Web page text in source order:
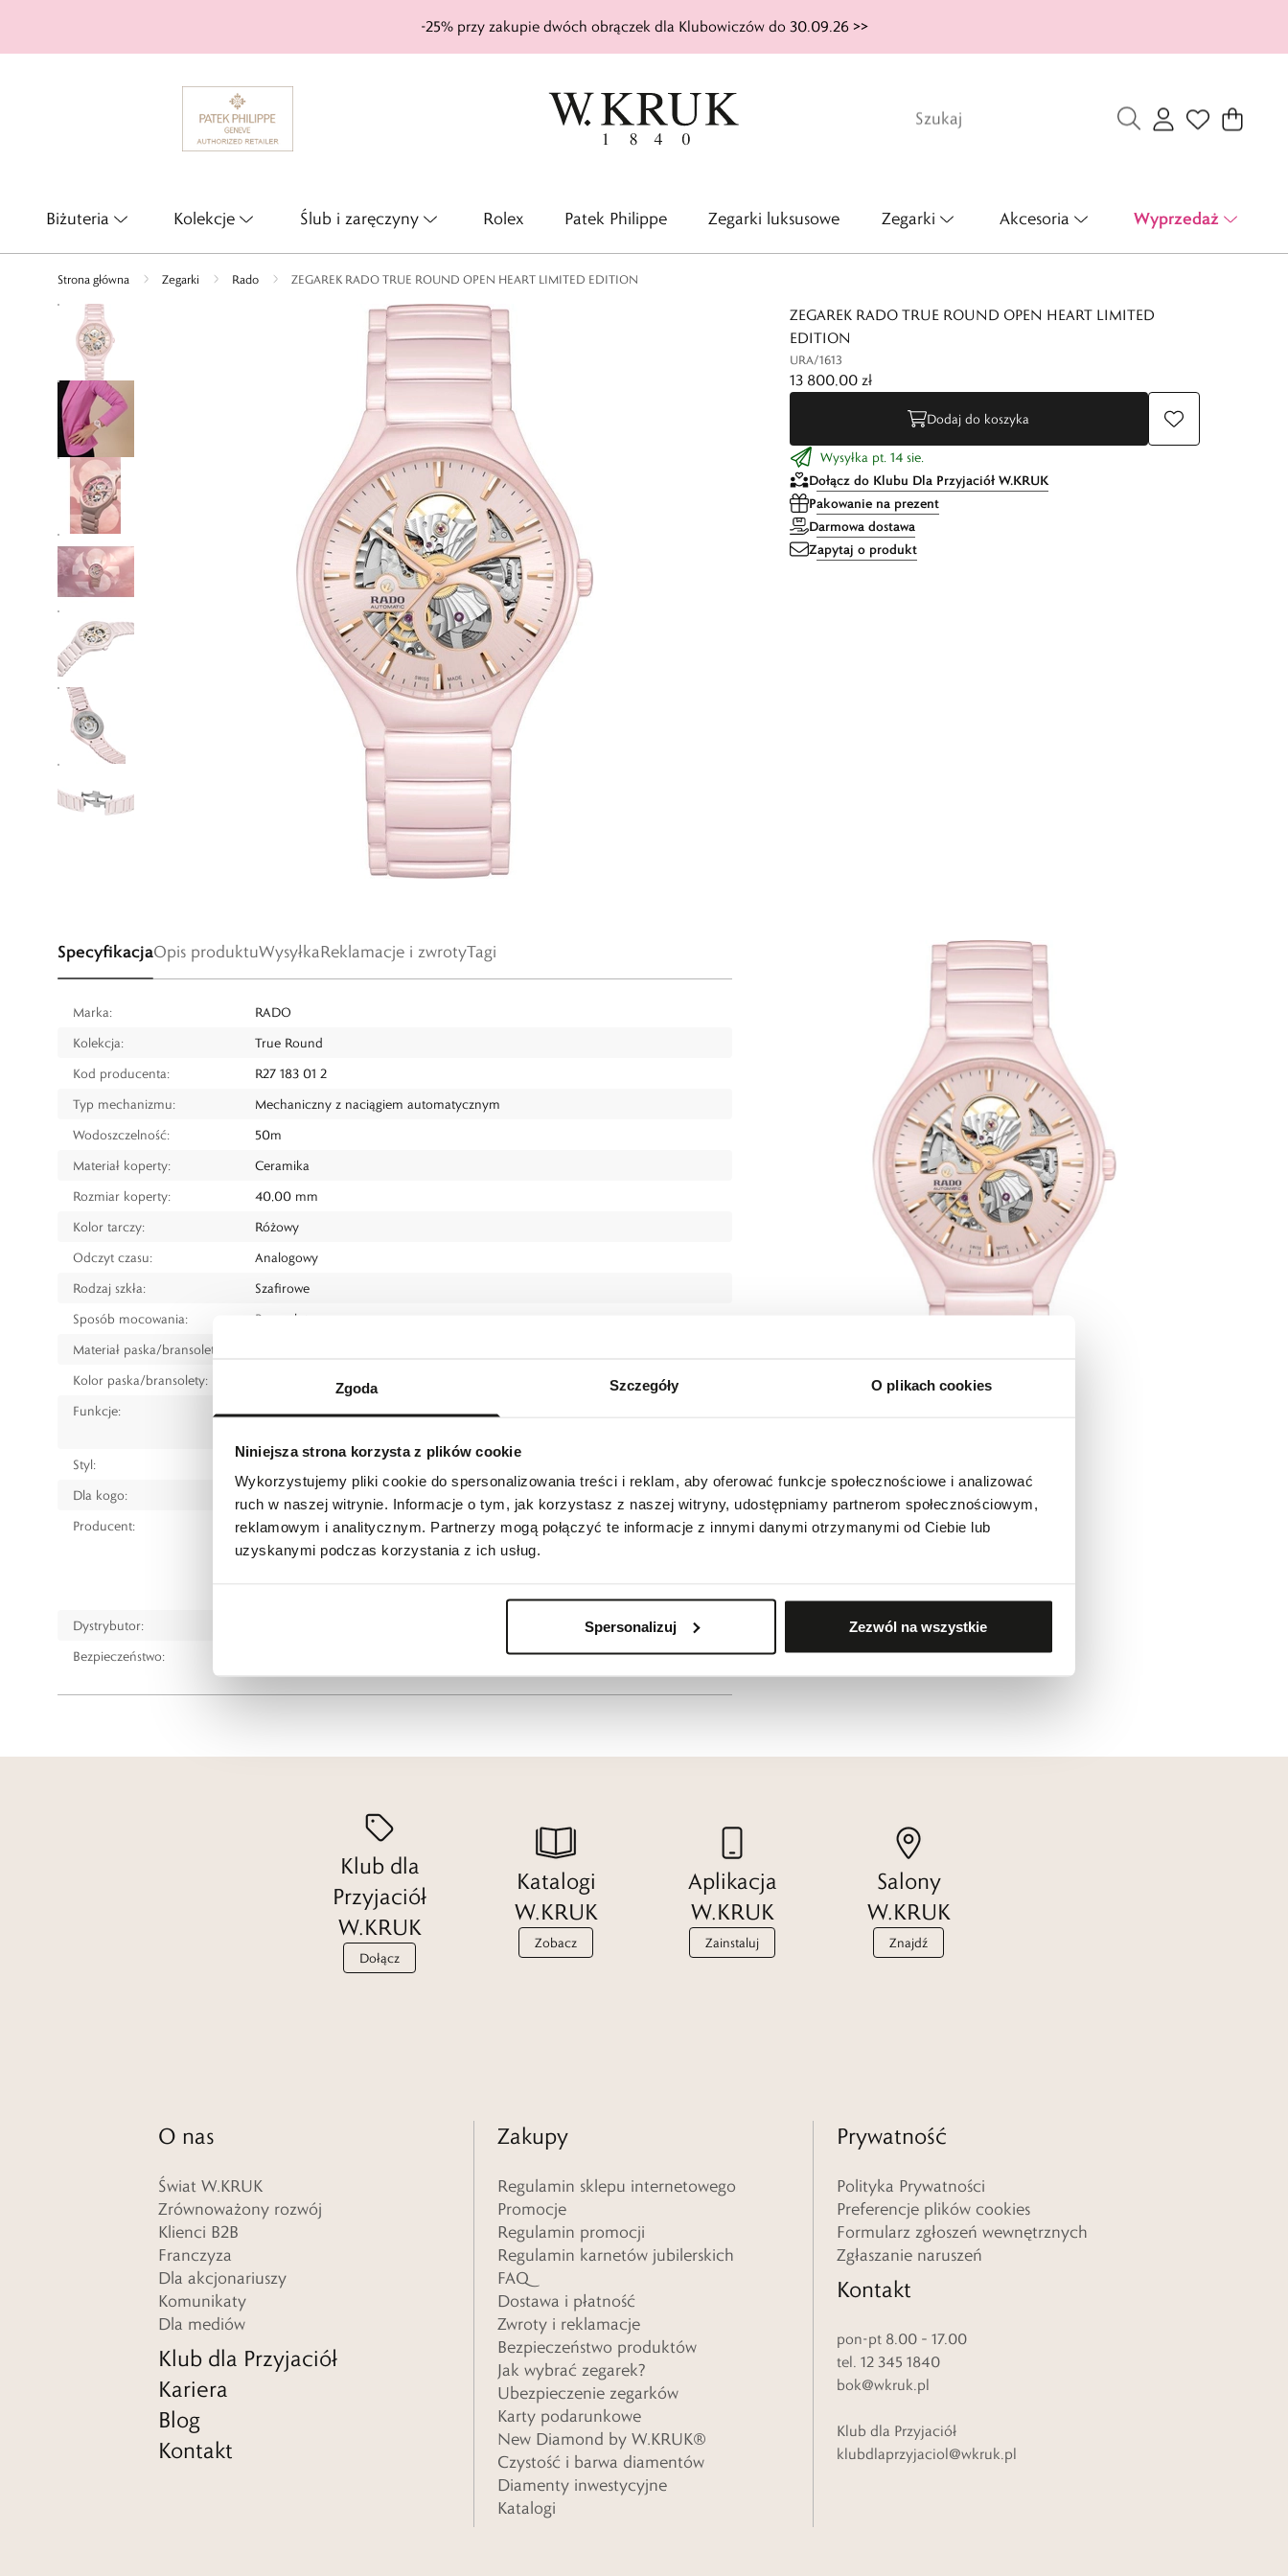
Zgoda Szczegóły O plikach cookies
Niniejsza strona korzysta z plików cookie
Wykorzystujemy pliki cookie do spersonalizowania treści i reklam, aby oferować funkcje społecznościowe i analizować
ruch w naszej witrynie. Informacje o tym, jak korzystasz z naszej witryny, udostępniamy partnerom społecznościowym,
reklamowym i analitycznym. Partnerzy mogą połączyć te informacje z innymi danymi otrzymanymi od Ciebie lub
uzyskanymi podczas korzystania z ich usług.
Spersonalizuj Zezwól na wszystkie
-25% przy zakupie dwóch obrączek dla Klubowiczów do 30.09.26 >>
Biżuteria Kolekcje Ślub i zaręczyny Rolex Patek Philippe Zegarki luksusowe Zegarki Akcesoria Wyprzedaż
Strona główna Zegarki Rado ZEGAREK RADO TRUE ROUND OPEN HEART LIMITED EDITION
ZEGAREK RADO TRUE ROUND OPEN HEART LIMITED
EDITION
URA/1613
13 800,00 zł
Dodaj do koszyka
Wysyłka pt. 14 sie.
Dołącz do Klubu Dla Przyjaciół W.KRUK
Pakowanie na prezent
Darmowa dostawa
Zapytaj o produkt
SpecyfikacjaOpis produktuWysyłkaReklamacje i zwrotyTagi
Marka:
RADO
Kolekcja:
True Round
Kod producenta:
R27 183 01 2
Typ mechanizmu:
Mechaniczny z naciągiem automatycznym
Wodoszczelność:
50m
Materiał koperty:
Ceramika
Rozmiar koperty:
40,00 mm
Kolor tarczy:
Różowy
Odczyt czasu:
Analogowy
Rodzaj szkła:
Szafirowe
Sposób mocowania:
Bransoleta
Materiał paska/bransolety:
Kolor paska/bransolety:
Funkcje:
Rezerwa chodu
Styl:
Klasyczny
Dla kogo:
Dla kobiety
Producent:
Rado Watch Co. Ltd.
Bielstrasse 45, 2543 Lengnau, Szwajcaria
Dystrybutor:
Bezpieczeństwo:
Klub dla
Przyjaciół
W.KRUK
Dołącz
Katalogi
W.KRUK
Zobacz
Aplikacja
W.KRUK
Zainstaluj
Salony
W.KRUK
Znajdź
O nas
Świat W.KRUK
Zrównoważony rozwój
Klienci B2B
Franczyza
Dla akcjonariuszy
Komunikaty
Dla mediów
Klub dla Przyjaciół
Kariera
Blog
Kontakt
Zakupy
Regulamin sklepu internetowego
Promocje
Regulamin promocji
Regulamin karnetów jubilerskich
FAQ
Dostawa i płatność
Zwroty i reklamacje
Bezpieczeństwo produktów
Jak wybrać zegarek?
Ubezpieczenie zegarków
Karty podarunkowe
New Diamond by W.KRUK®
Czystość i barwa diamentów
Diamenty inwestycyjne
Katalogi
Prywatność
Polityka Prywatności
Preferencje plików cookies
Formularz zgłoszeń wewnętrznych
Zgłaszanie naruszeń
Kontakt
pon-pt 8.00 – 17.00
tel. 12 345 1840
bok@wkruk.pl
Klub dla Przyjaciół
klubdlaprzyjaciol@wkruk.pl